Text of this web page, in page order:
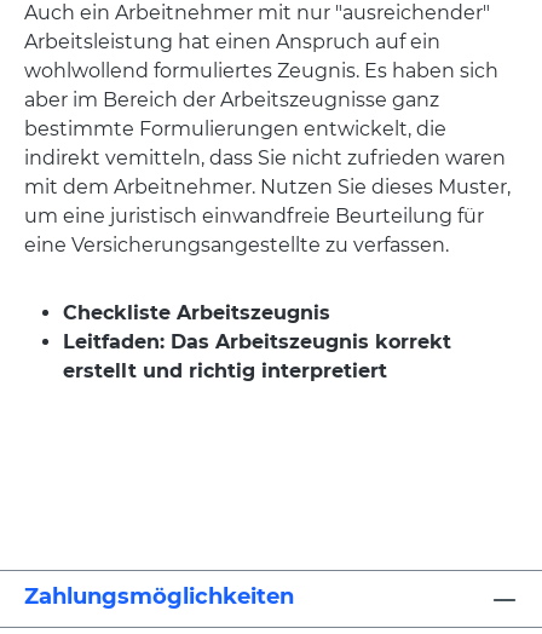
Auch ein Arbeitnehmer mit nur "ausreichender"
Arbeitsleistung hat einen Anspruch auf ein
wohlwollend formuliertes Zeugnis. Es haben sich
aber im Bereich der Arbeitszeugnisse ganz
bestimmte Formulierungen entwickelt, die
indirekt vemitteln, dass Sie nicht zufrieden waren
mit dem Arbeitnehmer. Nutzen Sie dieses Muster,
um eine juristisch einwandfreie Beurteilung für
eine Versicherungsangestellte zu verfassen.
Checkliste Arbeitszeugnis
Leitfaden: Das Arbeitszeugnis korrekt
erstellt und richtig interpretiert
Zahlungsmöglichkeiten